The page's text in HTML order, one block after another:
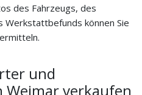
des Fahrzeugs, des
können Sie
und
Weimar verkaufen